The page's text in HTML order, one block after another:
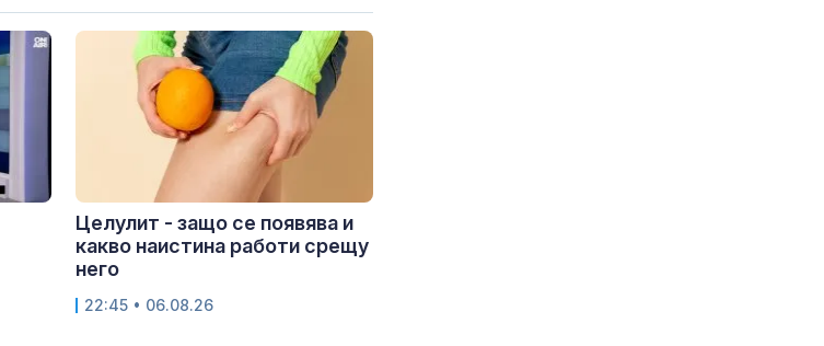
Целулит - защо се появява и
какво наистина работи срещу
него
22:45 • 06.08.26